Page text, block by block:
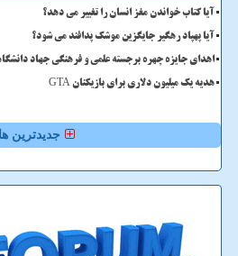
آیا کتاب خواندن مغز انسان را تغییر می دهد؟
آیا پهپاد رهگیر جایگزین موشک پدافند می شود؟
اهدای جایزه چهره برجسته علمی و فرهنگی جهاد
هدیه یک میلیون دلاری برای بازیکنان GTA
جدیدترین ها